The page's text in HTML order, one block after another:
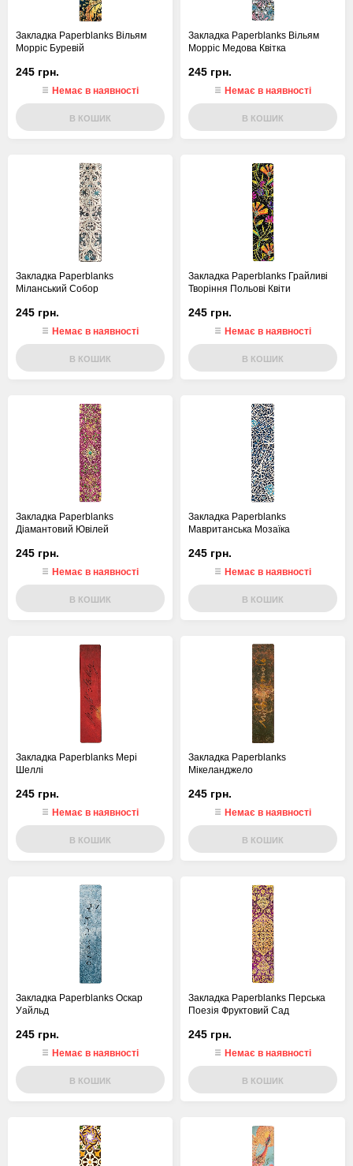
Закладка Paperblanks Вільям
Морріс Буревій
245 грн.
Немає в наявності
В КОШИК
Закладка Paperblanks Вільям
Морріс Медова Квітка
245 грн.
Немає в наявності
В КОШИК
Закладка Paperblanks
Міланський Собор
245 грн.
Немає в наявності
В КОШИК
Закладка Paperblanks Грайливі
Творіння Польові Квіти
245 грн.
Немає в наявності
В КОШИК
Закладка Paperblanks
Діамантовий Ювілей
245 грн.
Немає в наявності
В КОШИК
Закладка Paperblanks
Мавританська Мозаїка
245 грн.
Немає в наявності
В КОШИК
Закладка Paperblanks Мері
Шеллі
245 грн.
Немає в наявності
В КОШИК
Закладка Paperblanks
Мікеланджело
245 грн.
Немає в наявності
В КОШИК
Закладка Paperblanks Оскар
Уайльд
245 грн.
Немає в наявності
В КОШИК
Закладка Paperblanks Перська
Поезія Фруктовий Сад
245 грн.
Немає в наявності
В КОШИК